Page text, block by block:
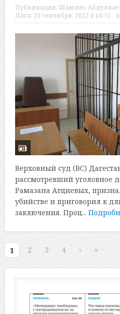
Публикация: Шамиль
Дата: 20 сентября, 2022 в 16:51 в:
Верховный суд (ВС)
рассмотревший уголовное
Рамазана Атциевых,
убийстве и приговорил к
заключения. Проц...
1 2 3 4 › »